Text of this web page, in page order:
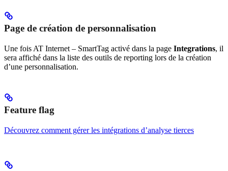
Page de création de personnalisation
Une fois AT Internet – SmartTag activé dans la page Integrations, il
sera affiché dans la liste des outils de reporting lors de la création
d’une personnalisation.
Feature flag
Découvrez comment gérer les intégrations d’analyse tierces